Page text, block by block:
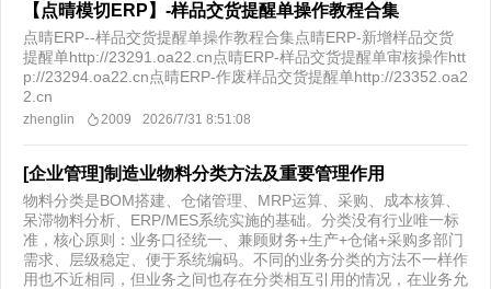
【点晴模切ERP】-样品交货提醒单操作教程合集
点晴ERP--样品交货提醒单操作教程合集点晴ERP-新增样品交货
提醒单http://23291.oa22.cn点晴ERP-样品交货提醒单审核操作htt
p://23294.oa22.cn点晴ERP-作废样品交货提醒单http://23352.oa2
2.cn
zhenglin 2009 2026/7/31 8:51:08
[企业管理]制造业物料分类方法及重要管理作用
物料分类是BOM搭建、仓储管理、MRP运算、采购、成本核算、
呆滞物料分析、ERP/MES系统实施的基础。分类没有行业唯一标
准，核心原则：业务口径统一、兼顾财务+生产+仓储+采购多部门
需求、层级稳定、便于系统编码。不同的业务分类的方法不一样作
用也不近相同，但业务之间也存在分类相互引用的情况，在业务允